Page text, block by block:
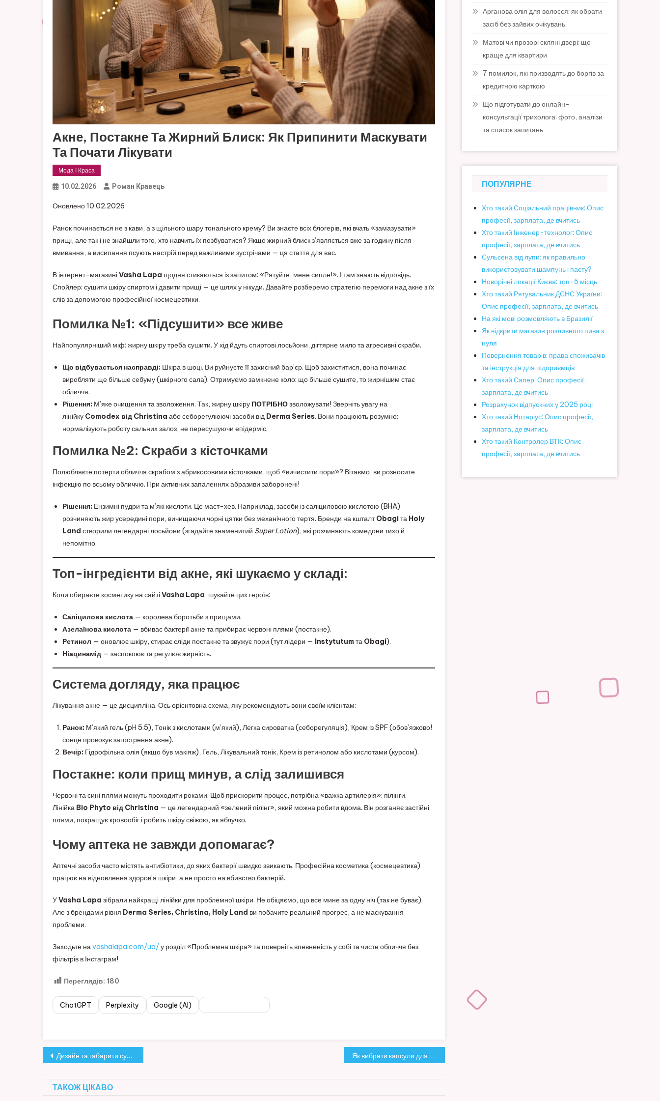
Акне, Постакне Та Жирний Блиск: Як Припинити Маскувати
Та Почати Лікувати
Мода І Краса
10.02.2026 Роман Кравець
Оновлено 10.02.2026
Ранок починається не з кави, а з щільного шару тонального крему? Ви знаєте всіх блогерів, які вчать «замазувати»
прищі, але так і не знайшли того, хто навчить їх позбуватися? Якщо жирний блиск з’являється вже за годину після
вмивання, а висипання псують настрій перед важливими зустрічами — ця стаття для вас.
В інтернет-магазиніVasha Lapa щодня стикаються із запитом: «Рятуйте, мене сипле!». І там знають відповідь.
Спойлер: сушити шкіру спиртом і давити прищі — це шлях у нікуди. Давайте розберемо стратегію перемоги над акне з їх
слів за допомогою професійної космецевтики.
Помилка №1: «Підсушити» все живе
Найпопулярніший міф: жирну шкіру треба сушити. У хід йдуть спиртові лосьйони, дігтярне мило та агресивні скраби.
Що відбувається насправді: Шкіра в шоці. Ви руйнуєте її захисний бар’єр. Щоб захиститися, вона починає
виробляти ще більше себуму (шкірного сала). Отримуємо замкнене коло: що більше сушите, то жирнішим стає
обличчя.
Рішення: М’яке очищення та зволоження. Так, жирну шкіру ПОТРІБНОзволожувати! Зверніть увагу на
лінійку Comodex від Christina або себорегулюючі засоби від Derma Series. Вони працюють розумно:
нормалізують роботу сальних залоз, не пересушуючи епідерміс.
Помилка №2: Скраби з кісточками
Полюбляєте потерти обличчя скрабом з абрикосовими кісточками, щоб «вичистити пори»? Вітаємо, ви розносите
інфекцію по всьому обличчю. При активних запаленнях абразиви заборонені!
Рішення: Ензимні пудри та м’які кислоти. Це маст-хев. Наприклад, засоби із саліциловою кислотою (BHA)
розчиняють жир усередині пори, вичищаючи чорні цятки без механічного тертя. Бренди на кшталтObagiта Holy
Land створили легендарні лосьйони (згадайте знаменитий Super Lotion), які розчиняють комедони тихо й
непомітно.
Топ-інгредієнти від акне, які шукаємо у складі:
Коли обираєте косметику на сайтіVasha Lapa, шукайте цих героїв:
Саліцилова кислота — королева боротьби з прищами.
Азелаїнова кислота — вбиває бактерії акне та прибирає червоні плями (постакне).
Ретинол — оновлює шкіру, стирає сліди постакне та звужує пори (тут лідери — Instytutumта Obagi).
Ніацинамід — заспокоює та регулює жирність.
Система догляду, яка працює
Лікування акне — це дисципліна. Ось орієнтовна схема, яку рекомендують вони своїм клієнтам:
Ранок: М’який гель (pH 5.5), Тонік з кислотами (м’який), Легка сироватка (себорегуляція), Крем із SPF (обов’язково!
сонце провокує загострення акне).
Вечір: Гідрофільна олія (якщо був макіяж), Гель, Лікувальний тонік, Крем із ретинолом або кислотами (курсом).
Постакне: коли прищ минув, а слід залишився
Червоні та сині плями можуть проходити роками. Щоб прискорити процес, потрібна «важка артилерія»: пілінги.
Лінійка Bio Phyto від Christina — це легендарний «зелений пілінг», який можна робити вдома. Він розганяє застійні
плями, покращує кровообіг і робить шкіру свіжою, як яблучко.
Чому аптека не завжди допомагає?
Аптечні засоби часто містять антибіотики, до яких бактерії швидко звикають. Професійна косметика (космецевтика)
працює на відновлення здоров’я шкіри, а не просто на вбивство бактерій.
УVasha Lapa зібрали найкращі лінійки для проблемної шкіри. Не обіцяємо, що все мине за одну ніч (так не буває).
Але з брендами рівня Derma Series, Christina, Holy Land ви побачите реальний прогрес, а не маскування
проблеми.
Заходьте наvashalapa.com/ua/у розділ «Проблемна шкіра» та поверніть впевненість у собі та чисте обличчя без
фільтрів в Інстаграм!
Переглядів: 180
ChatGPT Perplexity Google (AI)
Навігація
записів
Дизайн та габарити сучасних проточників TESY Як вибрати капсули для кавомашини: сумісність і нюанси
ТАКОЖ ЦІКАВО
Арганова олія для волосся: як обрати
засіб без зайвих очікувань
Матові чи прозорі скляні двері: що
краще для квартири
7 помилок, які призводять до боргів за
кредитною карткою
Що підготувати до онлайн-
консультації трихолога: фото, аналізи
та список запитань
ПОПУЛЯРНЕ
Хто такий Соціальний працівник: Опис
професії, зарплата, де вчитись
Хто такий Інженер-технолог: Опис
професії, зарплата, де вчитись
Сульсена від лупи: як правильно
використовувати шампунь і пасту?
Новорічні локації Києва: топ-5 місць
Хто такий Рятувальник ДСНС України:
Опис професії, зарплата, де вчитись
На які мові розмовляють в Бразилії
Як відкрити магазин розливного пива з
нуля
Повернення товарів: права споживачів
та інструкція для підприємців
Хто такий Сапер: Опис професії,
зарплата, де вчитись
Розрахунок відпускних у 2025 році
Хто такий Нотаріус: Опис професії,
зарплата, де вчитись
Хто такий Контролер ВТК: Опис
професії, зарплата, де вчитись